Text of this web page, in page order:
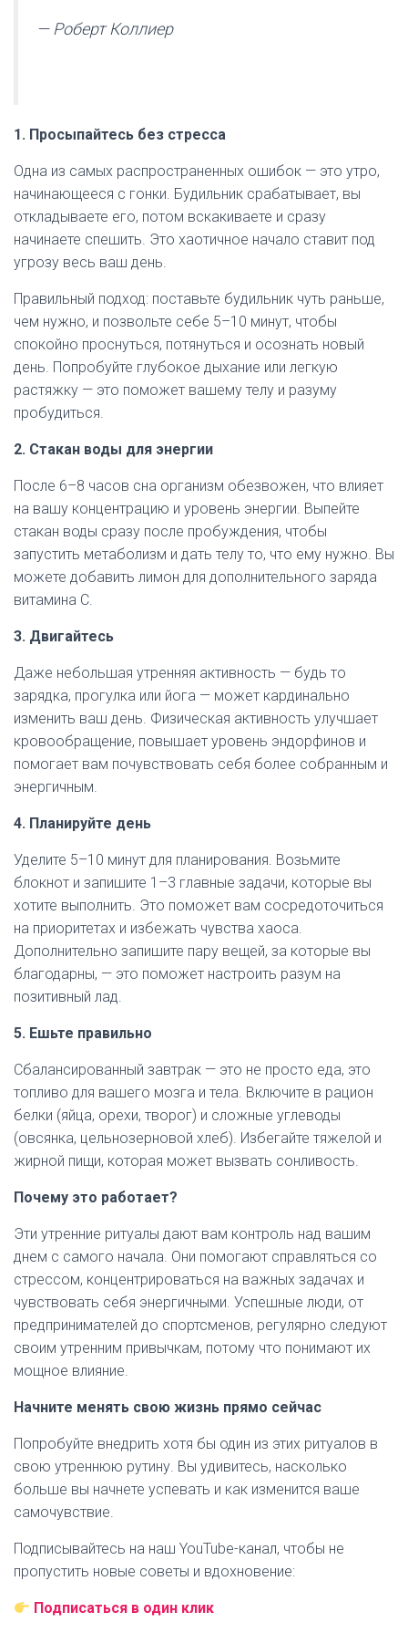
— Роберт Коллиер
1. Просыпайтесь без стресса
Одна из самых распространенных ошибок — это утро,
начинающееся с гонки. Будильник срабатывает, вы
откладываете его, потом вскакиваете и сразу
начинаете спешить. Это хаотичное начало ставит под
угрозу весь ваш день.
Правильный подход: поставьте будильник чуть раньше,
чем нужно, и позвольте себе 5–10 минут, чтобы
спокойно проснуться, потянуться и осознать новый
день. Попробуйте глубокое дыхание или легкую
растяжку — это поможет вашему телу и разуму
пробудиться.
2. Стакан воды для энергии
После 6–8 часов сна организм обезвожен, что влияет
на вашу концентрацию и уровень энергии. Выпейте
стакан воды сразу после пробуждения, чтобы
запустить метаболизм и дать телу то, что ему нужно. Вы
можете добавить лимон для дополнительного заряда
витамина C.
3. Двигайтесь
Даже небольшая утренняя активность — будь то
зарядка, прогулка или йога — может кардинально
изменить ваш день. Физическая активность улучшает
кровообращение, повышает уровень эндорфинов и
помогает вам почувствовать себя более собранным и
энергичным.
4. Планируйте день
Уделите 5–10 минут для планирования. Возьмите
блокнот и запишите 1–3 главные задачи, которые вы
хотите выполнить. Это поможет вам сосредоточиться
на приоритетах и избежать чувства хаоса.
Дополнительно запишите пару вещей, за которые вы
благодарны, — это поможет настроить разум на
позитивный лад.
5. Ешьте правильно
Сбалансированный завтрак — это не просто еда, это
топливо для вашего мозга и тела. Включите в рацион
белки (яйца, орехи, творог) и сложные углеводы
(овсянка, цельнозерновой хлеб). Избегайте тяжелой и
жирной пищи, которая может вызвать сонливость.
Почему это работает?
Эти утренние ритуалы дают вам контроль над вашим
днем с самого начала. Они помогают справляться со
стрессом, концентрироваться на важных задачах и
чувствовать себя энергичными. Успешные люди, от
предпринимателей до спортсменов, регулярно следуют
своим утренним привычкам, потому что понимают их
мощное влияние.
Начните менять свою жизнь прямо сейчас
Попробуйте внедрить хотя бы один из этих ритуалов в
свою утреннюю рутину. Вы удивитесь, насколько
больше вы начнете успевать и как изменится ваше
самочувствие.
Подписывайтесь на наш YouTube-канал, чтобы не
пропустить новые советы и вдохновение:
Подписаться в один клик